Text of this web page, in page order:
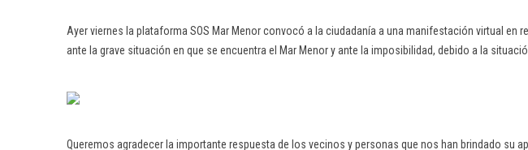
Ayer viernes la plataforma SOS Mar Menor convocó a la ciudadanía a una manifestación virtual
ante la grave situación en que se encuentra el Mar Menor y ante la imposibilidad, debido a la
Queremos agradecer la importante respuesta de los vecinos y personas que nos han brindado su